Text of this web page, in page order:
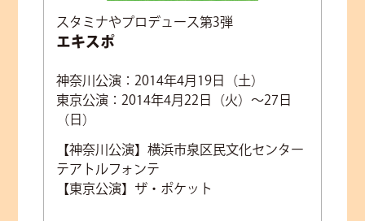
スタミナやプロデュース第3弾
エキスポ
神奈川公演：2014年4月19日（土）
東京公演：2014年4月22日（火）～27日
（日）
【神奈川公演】横浜市泉区民文化センター
テアトルフォンテ
【東京公演】ザ・ポケット